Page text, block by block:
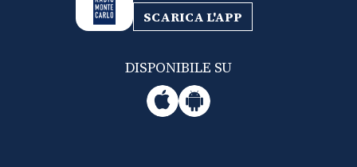
SCARICA L'APP
DISPONIBILE SU